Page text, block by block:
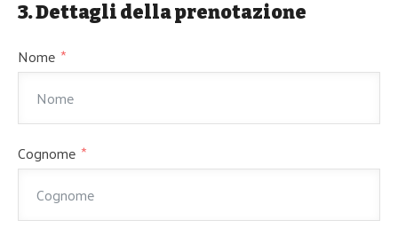
3. Dettagli della prenotazione
Nome
Cognome